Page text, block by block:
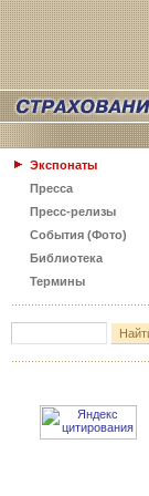
Экспонаты
Пресса
Пресс-релизы
События (Фото)
Библиотека
Термины